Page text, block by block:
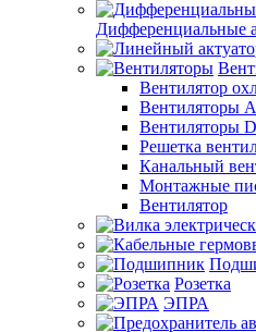
Дифференциальные
Вентилятор
Вентиляторы
Вентиляторы
Решетка
Канальный
Монтажные
Вентилятор
Розетка
ЭПРА